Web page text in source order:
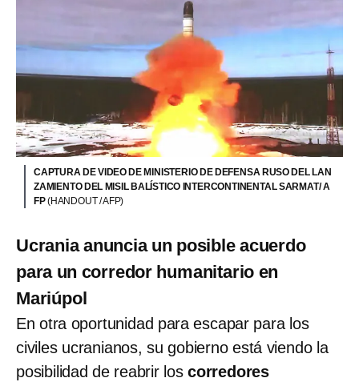
CAPTURA DE VIDEO DE MINISTERIO DE DEFENSA RUSO DEL LAN
ZAMIENTO DEL MISIL BALÍSTICO INTERCONTINENTAL SARMAT/ A
FP(HANDOUT / AFP)
Ucrania anuncia un posible acuerdo
para un corredor humanitario en
Mariúpol
En otra oportunidad para escapar para los
civiles ucranianos, su gobierno está viendo la
posibilidad de reabrir loscorredores